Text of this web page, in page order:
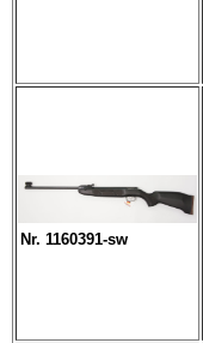
Nr. 1160391-sw